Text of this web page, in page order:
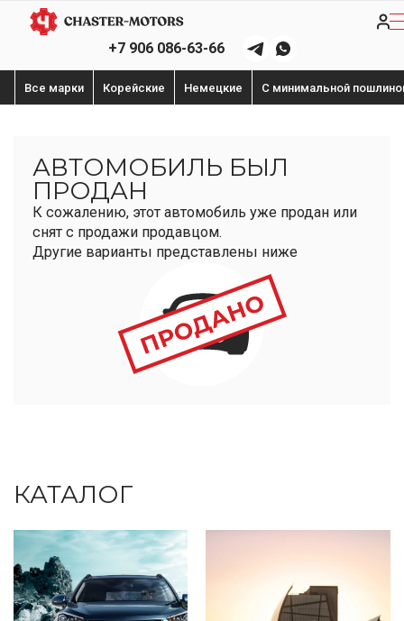
+7 906 086-63-66
Все марки Корейские Немецкие С минимальной
АВТОМОБИЛЬ БЫЛ
ПРОДАН
К сожалению, этот автомобиль уже продан или
снят с продажи продавцом.
Другие варианты представлены ниже
КАТАЛОГ